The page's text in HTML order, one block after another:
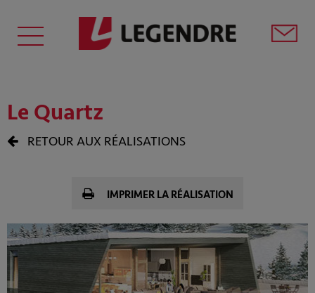
Le Quartz
RETOUR AUX RÉALISATIONS
IMPRIMER LA RÉALISATION